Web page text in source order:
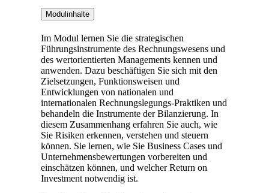
Modulinhalte
Im Modul lernen Sie die strategischen
Führungsinstrumente des Rechnungswesens und
des wertorientierten Managements kennen und
anwenden. Dazu beschäftigen Sie sich mit den
Zielsetzungen, Funktionsweisen und
Entwicklungen von nationalen und
internationalen Rechnungslegungs-Praktiken und
behandeln die Instrumente der Bilanzierung. In
diesem Zusammenhang erfahren Sie auch, wie
Sie Risiken erkennen, verstehen und steuern
können. Sie lernen, wie Sie Business Cases und
Unternehmensbewertungen vorbereiten und
einschätzen können, und welcher Return on
Investment notwendig ist.